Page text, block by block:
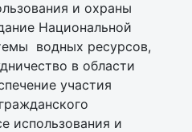
и охраны
Национальной
водных ресурсов,
в области
участия
использования и